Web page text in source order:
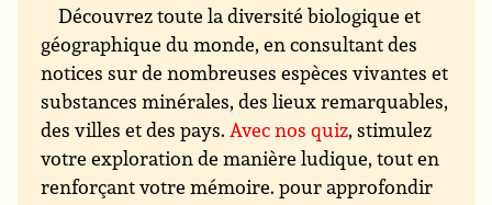
Découvrez toute la diversité biologique et
géographique du monde, en consultant des
notices sur de nombreuses espèces vivantes et
substances minérales, des lieux remarquables,
des villes et des pays.Avec nos quiz, stimulez
votre exploration de manière ludique, tout en
renforçant votre mémoire. pour approfondir